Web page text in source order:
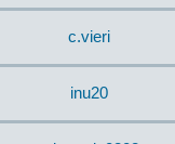
c.vieri
inu20